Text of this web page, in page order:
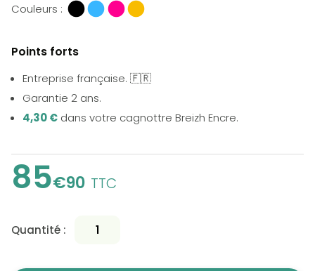
Couleurs :
Points forts
Entreprise française. 🇫🇷
Garantie 2 ans.
4,30 € dans votre cagnottre Breizh Encre.
85€90 TTC
Quantité :